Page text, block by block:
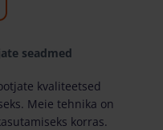
seadmed
kvaliteetsed
Meie tehnika on
korras.